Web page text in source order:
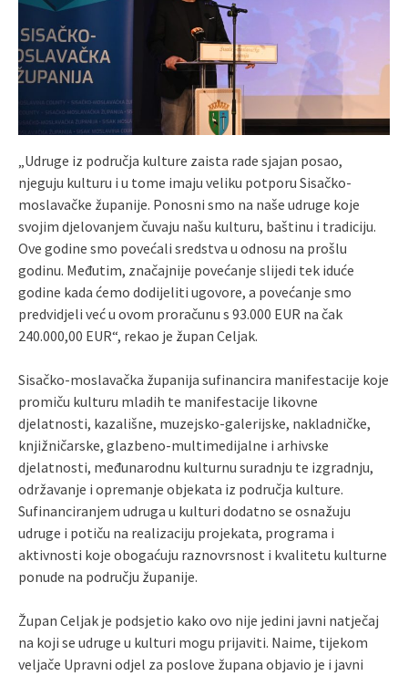
„Udruge iz područja kulture zaista rade sjajan posao,
njeguju kulturu i u tome imaju veliku potporu Sisačko-
moslavačke županije. Ponosni smo na naše udruge koje
svojim djelovanjem čuvaju našu kulturu, baštinu i tradiciju.
Ove godine smo povećali sredstva u odnosu na prošlu
godinu. Međutim, značajnije povećanje slijedi tek iduće
godine kada ćemo dodijeliti ugovore, a povećanje smo
predvidjeli već u ovom proračunu s 93.000 EUR na čak
240.000,00 EUR“, rekao je župan Celjak.
Sisačko-moslavačka županija sufinancira manifestacije koje
promiču kulturu mladih te manifestacije likovne
djelatnosti, kazališne, muzejsko-galerijske, nakladničke,
knjižničarske, glazbeno-multimedijalne i arhivske
djelatnosti, međunarodnu kulturnu suradnju te izgradnju,
održavanje i opremanje objekata iz područja kulture.
Sufinanciranjem udruga u kulturi dodatno se osnažuju
udruge i potiču na realizaciju projekata, programa i
aktivnosti koje obogaćuju raznovrsnost i kvalitetu kulturne
ponude na području županije.
Župan Celjak je podsjetio kako ovo nije jedini javni natječaj
na koji se udruge u kulturi mogu prijaviti. Naime, tijekom
veljače Upravni odjel za poslove župana objavio je i javni